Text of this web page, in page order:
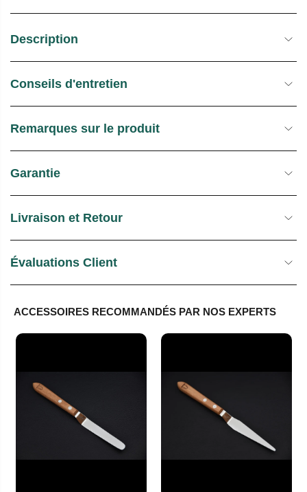
Description
Conseils d'entretien
Remarques sur le produit
Garantie
Livraison et Retour
Évaluations Client
ACCESSOIRES RECOMMANDÉS PAR NOS EXPERTS